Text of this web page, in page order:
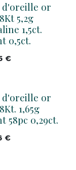
d'oreille or
5,2g
1,5ct.
0,5ct.
€
d'oreille or
1,65g
58pc 0,29ct.
€